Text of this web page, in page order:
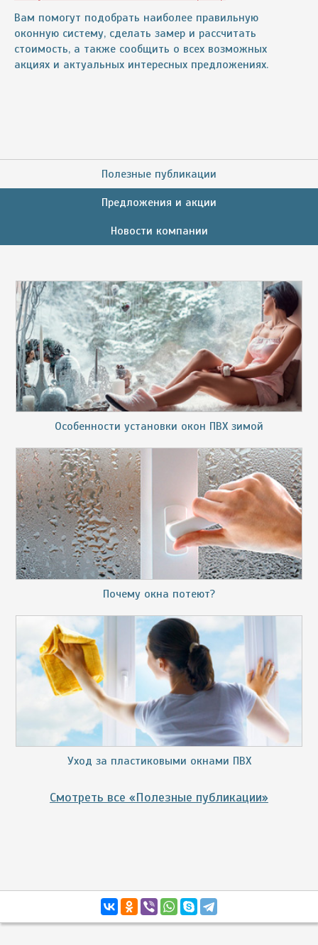
Вам помогут подобрать наиболее правильную
оконную систему, сделать замер и рассчитать
стоимость, а также сообщить о всех возможных
акциях и актуальных интересных предложениях.
Полезные публикации
Предложения и акции
Новости компании
Особенности установки окон ПВХ зимой
Почему окна потеют?
Уход за пластиковыми окнами ПВХ
Смотреть все «Полезные публикации»